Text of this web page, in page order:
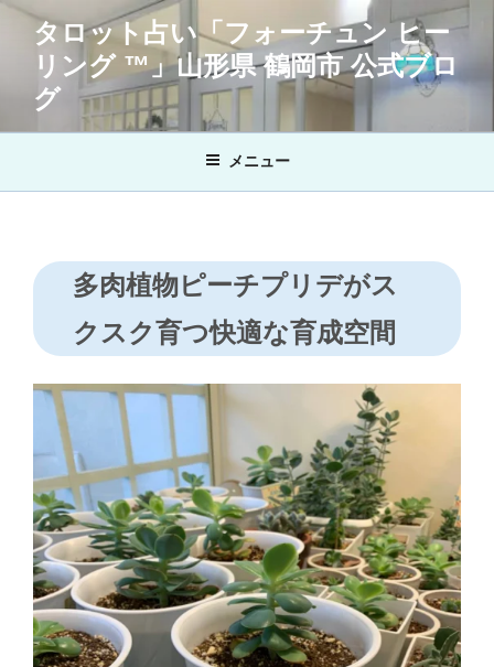
キ
タロット占い「フォーチュン ヒー
リング ™」山形県 鶴岡市 公式ブロ
グ
メニュー
多肉植物ピーチプリデがス
クスク育つ快適な育成空間